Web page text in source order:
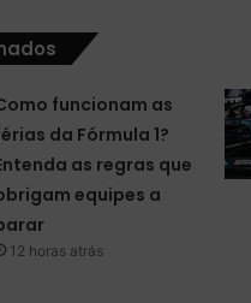
funcionam as
da Fórmula 1?
as regras que
equipes a
12 horas atrás